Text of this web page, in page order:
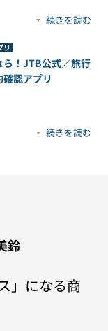
続きを読む
リ
ら！JTB公式／旅行
認アプリ
続きを読む
鈴
」になる商